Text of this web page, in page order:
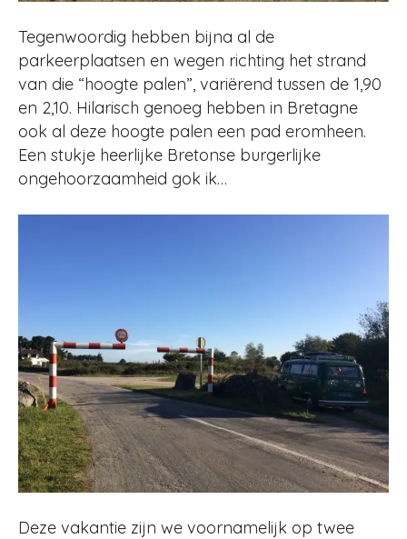
Tegenwoordig hebben bijna al de
parkeerplaatsen en wegen richting het strand
van die “hoogte palen”, variërend tussen de 1,90
en 2,10. Hilarisch genoeg hebben in Bretagne
ook al deze hoogte palen een pad eromheen.
Een stukje heerlijke Bretonse burgerlijke
ongehoorzaamheid gok ik…
Deze vakantie zijn we voornamelijk op twee